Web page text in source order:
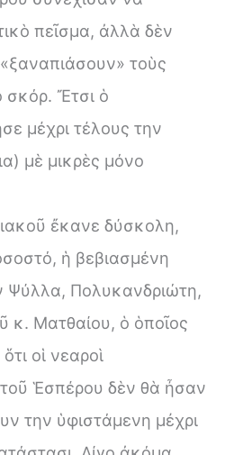
πεῖσμα, ἀλλὰ δὲν
τοὺς
σκόρ. Ἔτσι ὁ
μέχρι τέλους την
μὲ μικρὲς μόνο
ἔκανε δύσκολη,
ἡ βεβιασμένη
Ψύλλα, Πολυκανδριώτη,
κ. Ματθαίου, ὁ ὁποῖος
οἱ νεαροὶ
Ἑσπέρου δὲν θὰ ἦσαν
την ὑφιστάμενη μἐχρι